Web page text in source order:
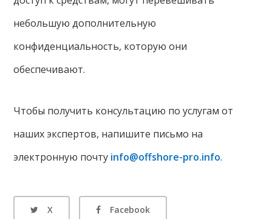
небольшую дополнительную
конфиденциальность, которую они
обеспечивают.
Чтобы получить консультацию по услугам от
наших экспертов, напишите письмо на
электронную почту info@offshore-pro.info.
X Facebook